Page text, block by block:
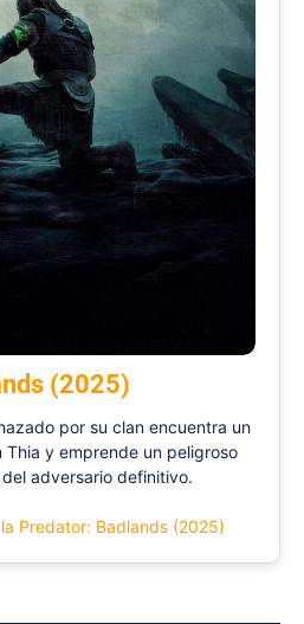
(2025)
por su clan encuentra un
Thia y emprende un peligroso
adversario definitivo.
Predator: Badlands (2025)